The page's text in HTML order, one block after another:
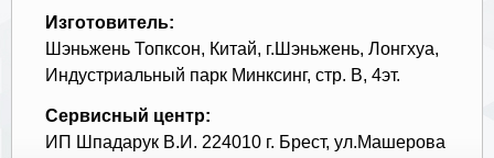
Изготовитель:
Шэньжень Топксон, Китай, г.Шэньжень, Лонгхуа,
Индустриальный парк Минксинг, стр. В, 4эт.
Сервисный центр:
ИП Шпадарук В.И. 224010 г. Брест, ул.Машерова